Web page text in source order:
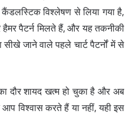
विश्लेषण से लिया गया है,
पैटर्न मिलते हैं, और यह तकनीकी
सीखे जाने वाले पहलेचार्ट पैटर्नों में से
दौर शायद खत्म हो चुका है और अब
विश्वास करते हैं या नहीं, यही इस